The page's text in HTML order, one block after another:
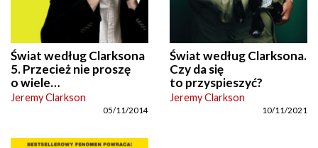
Świat według Clarksona
5. Przecież nie proszę
o wiele…
Jeremy Clarkson
05/11/2014
Świat według Clarksona.
Czy da się
to przyspieszyć?
Jeremy Clarkson
10/11/2021